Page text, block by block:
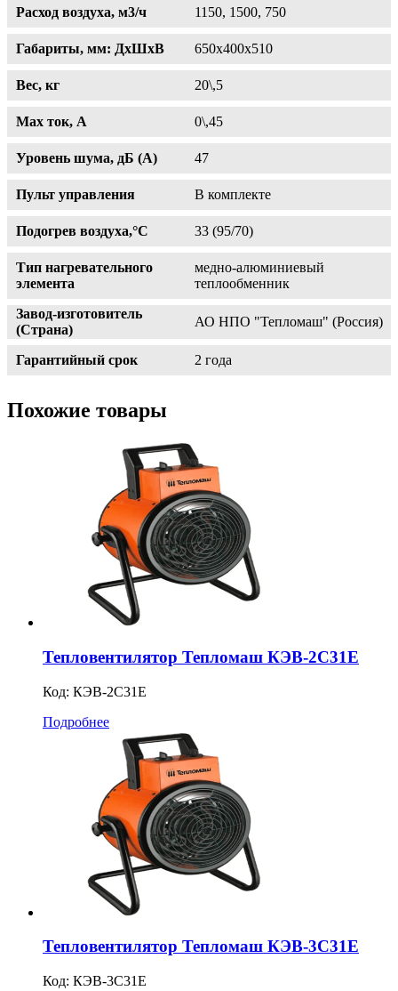
Расход воздуха, м3/ч 1150, 1500, 750
Габариты, мм: ДхШхВ 650х400х510
Вес, кг 20\,5
Max ток, A 0\,45
Уровень шума, дБ (А) 47
Пульт управления В комплекте
Подогрев воздуха,°С 33 (95/70)
Тип нагревательного
элемента
медно-алюминиевый
теплообменник
Завод-изготовитель
(Страна)
АО НПО "Тепломаш" (Россия)
Гарантийный срок 2 года
Похожие товары
Тепловентилятор Тепломаш КЭВ-2С31Е
Код: КЭВ-2С31Е
Подробнее
Тепловентилятор Тепломаш КЭВ-3С31Е
Код: КЭВ-3С31Е